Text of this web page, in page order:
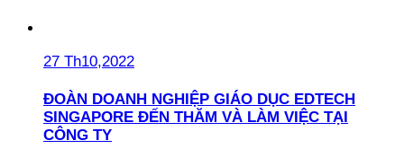
27 Th10,2022
ĐOÀN DOANH NGHIỆP GIÁO DỤC EDTECH
SINGAPORE ĐẾN THĂM VÀ LÀM VIỆC TẠI
CÔNG TY